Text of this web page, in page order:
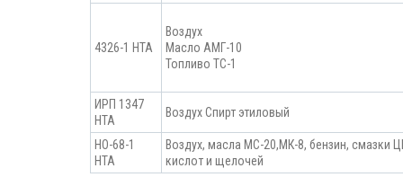
4326-1 НТА
Воздух
Масло АМГ-10
Топливо ТС-1
ИРП 1347
НТА
Воздух Спирт этиловый
НО-68-1
НТА
Воздух, масла МС-20,МК-8, бензин, смазки
кислот и щелочей